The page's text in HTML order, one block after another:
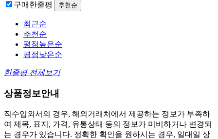
구매한줄평
추천순
최근순
추천순
평점높은순
평점낮은순
한줄평 전체보기
상품정보안내
직수입외서의 경우, 해외거래처에서 제공하는 정보가 부족하
여 제목, 표지, 가격, 유통상태 등의 정보가 미비하거나 변경되
는 경우가 있습니다. 정확한 확인을 원하시는 경우, 일대일 상